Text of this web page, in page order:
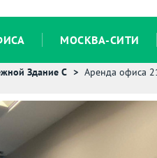
МОСКВА-СИТИ
Здание С Аренда офиса